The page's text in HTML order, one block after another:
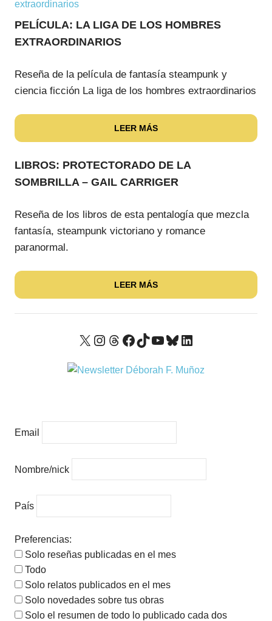
PELÍCULA: LA LIGA DE LOS HOMBRES
EXTRAORDINARIOS
Reseña de la película de fantasía steampunk y
ciencia ficción La liga de los hombres extraordinarios
LEER MÁS
LIBROS: PROTECTORADO DE LA
SOMBRILLA – GAIL CARRIGER
Reseña de los libros de esta pentalogía que mezcla
fantasía, steampunk victoriano y romance
paranormal.
LEER MÁS
X Instagram
Threads
Facebook
TikTok
YouTube
Bluesky
LinkedIn
Email
Nombre/nick
País
Preferencias:
Solo reseñas publicadas en el mes
Todo
Solo relatos publicados en el mes
Solo novedades sobre tus obras
Solo el resumen de todo lo publicado cada dos